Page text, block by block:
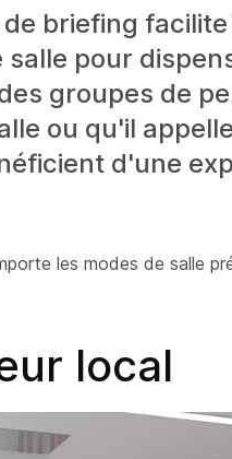
briefing
pour
groupes de
ou qu'il
d'une
les modes de salle
local